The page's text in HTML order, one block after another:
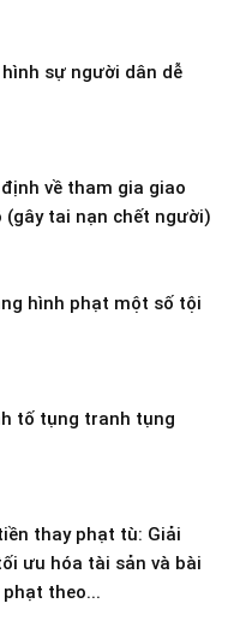
sự người dân dễ
về tham gia giao
tai nạn chết người)
hình phạt một số tội
tố tụng tranh tụng
thay phạt tù: Giải
ưu hóa tài sản và bài
theo...